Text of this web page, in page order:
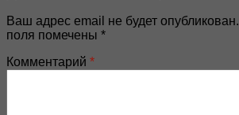
Ваш адрес email не будет опубликован.
поля помечены *
Комментарий *